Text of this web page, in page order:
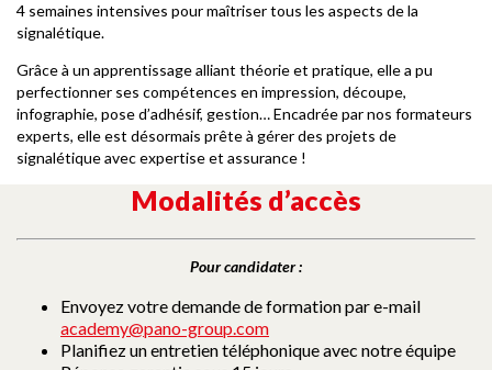
4 semaines intensives pour maîtriser tous les aspects de la
signalétique.
Grâce à un apprentissage alliant théorie et pratique, elle a pu
perfectionner ses compétences en impression, découpe,
infographie, pose d’adhésif, gestion… Encadrée par nos formateurs
experts, elle est désormais prête à gérer des projets de
signalétique avec expertise et assurance !
Modalités d’accès
Pour candidater :
Envoyez votre demande de formation par e-mail
academy@pano-group.com
Planifiez un entretien téléphonique avec notre équipe